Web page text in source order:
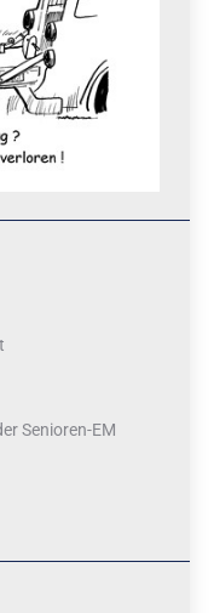
Senioren-EM